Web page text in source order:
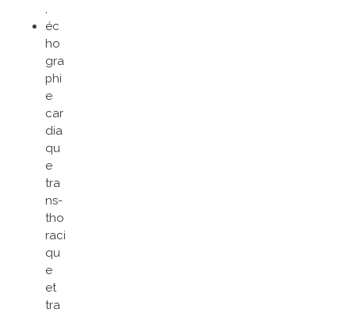
,
éc
ho
gra
phi
e
car
dia
qu
e
tra
ns-
tho
raci
qu
e
et
tra